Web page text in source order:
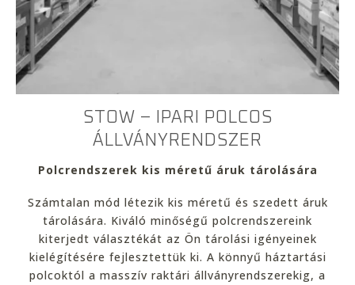
STOW – IPARI POLCOS
ÁLLVÁNYRENDSZER
Polcrendszerek kis méretű áruk tárolására
Számtalan mód létezik kis méretű és szedett áruk
tárolására. Kiváló minőségű polcrendszereink
kiterjedt választékát az Ön tárolási igényeinek
kielégítésére fejlesztettük ki. A könnyű háztartási
polcoktól a masszív raktári állványrendszerekig, a